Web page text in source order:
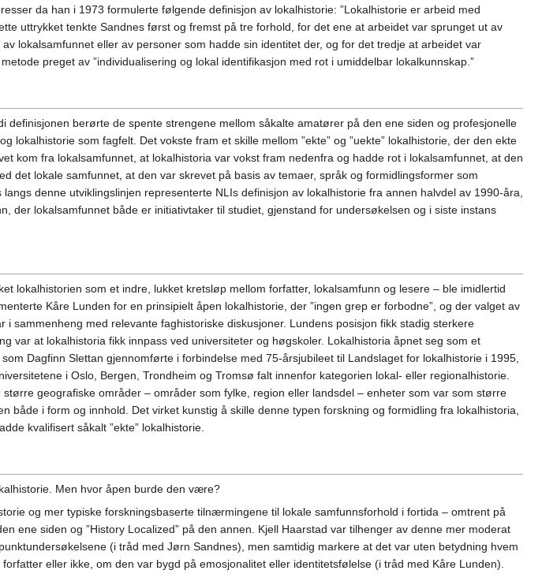
da han i 1973 formulerte følgende definisjon av lokalhistorie: ”Lokalhistorie er arbeid med
uttrykket tenkte Sandnes først og fremst på tre forhold, for det ene at arbeidet var sprunget ut av
lokalsamfunnet eller av personer som hadde sin identitet der, og for det tredje at arbeidet var
preget av ”individualisering og lokal identifikasjon med rot i umiddelbar lokalkunnskap.”
definisjonen berørte de spente strengene mellom såkalte amatører på den ene siden og profesjonelle
lokalhistorie som fagfelt. Det vokste fram et skille mellom ”ekte” og ”uekte” lokalhistorie, der den ekte
kom fra lokalsamfunnet, at lokalhistoria var vokst fram nedenfra og hadde rot i lokalsamfunnet, at den
det lokale samfunnet, at den var skrevet på basis av temaer, språk og formidlingsformer som
denne utviklingslinjen representerte NLIs definisjon av lokalhistorie fra annen halvdel av 1990-åra,
der lokalsamfunnet både er initiativtaker til studiet, gjenstand for undersøkelsen og i siste instans
lokalhistorien som et indre, lukket kretsløp mellom forfatter, lokalsamfunn og lesere – ble imidlertid
Kåre Lunden for en prinsipielt åpen lokalhistorie, der ”ingen grep er forbodne”, og der valget av
sammenheng med relevante faghistoriske diskusjoner. Lundens posisjon fikk stadig sterkere
var at lokalhistoria fikk innpass ved universiteter og høgskoler. Lokalhistoria åpnet seg som et
Dagfinn Slettan gjennomførte i forbindelse med 75-årsjubileet til Landslaget for lokalhistorie i 1995,
i Oslo, Bergen, Trondheim og Tromsø falt innenfor kategorien lokal- eller regionalhistorie.
geografiske områder – områder som fylke, region eller landsdel – enheter som var som større
både i form og innhold. Det virket kunstig å skille denne typen forskning og formidling fra lokalhistoria,
kvalifisert såkalt ”ekte” lokalhistorie.
Men hvor åpen burde den være?
og mer typiske forskningsbaserte tilnærmingene til lokale samfunnsforhold i fortida – omtrent på
ene siden og ”History Localized” på den annen. Kjell Haarstad var tilhenger av denne mer moderat
(i tråd med Jørn Sandnes), men samtidig markere at det var uten betydning hvem
eller ikke, om den var bygd på emosjonalitet eller identitetsfølelse (i tråd med Kåre Lunden).